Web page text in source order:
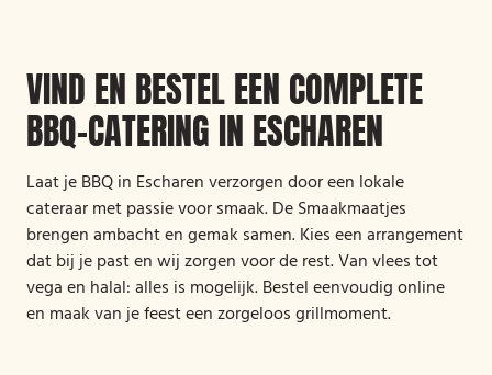
VIND EN BESTEL EEN COMPLETE
BBQ-CATERING IN ESCHAREN
Laat je BBQ in Escharen verzorgen door een lokale
cateraar met passie voor smaak. De Smaakmaatjes
brengen ambacht en gemak samen. Kies een arrangement
dat bij je past en wij zorgen voor de rest. Van vlees tot
vega en halal: alles is mogelijk. Bestel eenvoudig online
en maak van je feest een zorgeloos grillmoment.